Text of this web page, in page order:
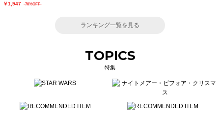
￥1,947 -70%OFF-
ランキング一覧を見る
TOPICS
特集